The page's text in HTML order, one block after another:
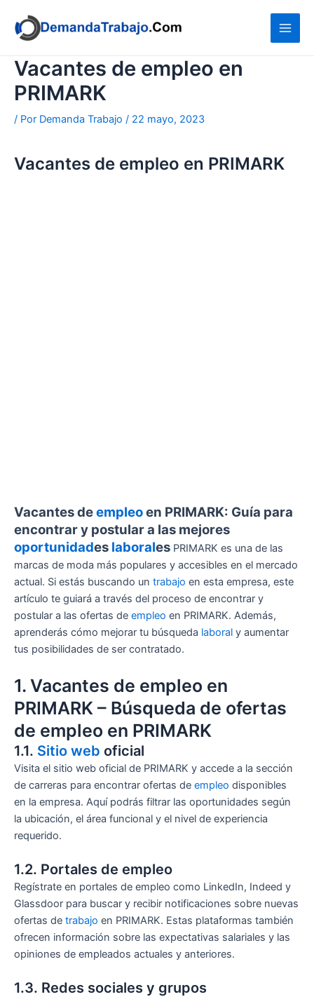
contenido
Vacantes de empleo en
PRIMARK
/ Por Demanda Trabajo / 22 mayo, 2023
Vacantes de empleo en PRIMARK
Vacantes deempleoen PRIMARK: Guía para
encontrar y postular a las mejores
oportunidades laborales PRIMARK es una de las
marcas de moda más populares y accesibles en el mercado
actual. Si estás buscando un trabajo en esta empresa, este
artículo te guiará a través del proceso de encontrar y
postular a las ofertas de empleo en PRIMARK. Además,
aprenderás cómo mejorar tu búsqueda laboral y aumentar
tus posibilidades de ser contratado.
1. Vacantes de empleo en
PRIMARK – Búsqueda de ofertas
de empleo en PRIMARK
1.1. Sitio web oficial
Visita el sitio web oficial de PRIMARK y accede a la sección
de carreras para encontrar ofertas de empleo disponibles
en la empresa. Aquí podrás filtrar las oportunidades según
la ubicación, el área funcional y el nivel de experiencia
requerido.
1.2. Portales de empleo
Regístrate en portales de empleo como LinkedIn, Indeed y
Glassdoor para buscar y recibir notificaciones sobre nuevas
ofertas de trabajo en PRIMARK. Estas plataformas también
ofrecen información sobre las expectativas salariales y las
opiniones de empleados actuales y anteriores.
1.3. Redes sociales y grupos